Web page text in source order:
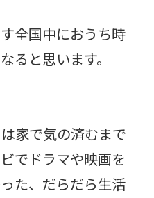
全国中におうち時
ると思います。
家で気の済むまで
でドラマや映画を
た、だらだら生活